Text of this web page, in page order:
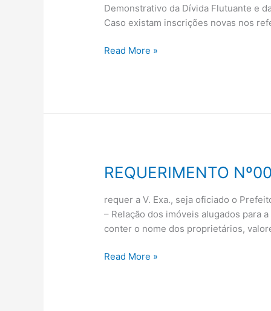
Demonstrativo da Dívida Flutuante e
Caso existam inscrições novas nos
Read More »
REQUERIMENTO
requer a V. Exa., seja oficiado o
– Relação dos imóveis alugados para
conter o nome dos proprietários,
REQUERIMENTO
Read More »